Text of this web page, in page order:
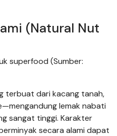
(Natural Nut
superfood (Sumber:
terbuat dari kacang tanah,
lemak nabati
sangat tinggi. Karakter
secara alami dapat